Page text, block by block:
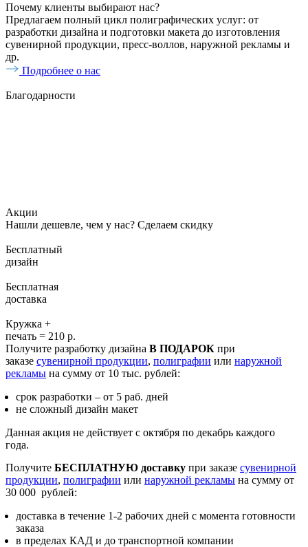
Почему клиенты выбирают нас?
Предлагаем полный цикл полиграфических услуг: от
разработки дизайна и подготовки макета до изготовления
сувенирной продукции, пресс-воллов, наружной рекламы и
др.
Подробнее о нас
Благодарности
Акции
Нашли дешевле, чем у нас? Сделаем скидку
Бесплатный
дизайн
Бесплатная
доставка
Кружка +
печать = 210 р.
Получите разработку дизайна В ПОДАРОК при
заказе сувенирной продукции, полиграфии или наружной
рекламы на сумму от 10 тыс. рублей:
срок разработки – от 5 раб. дней
не сложный дизайн макет
Данная акция не действует с октября по декабрь каждого
года.
Получите БЕСПЛАТНУЮ доставку при заказе сувенирной
продукции, полиграфии или наружной рекламы на сумму от
30 000 рублей:
доставка в течение 1-2 рабочих дней с момента готовности
заказа
в пределах КАД и до транспортной компании